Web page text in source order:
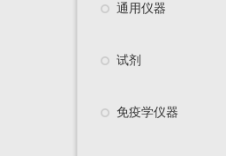
通用仪器
试剂
免疫学仪器